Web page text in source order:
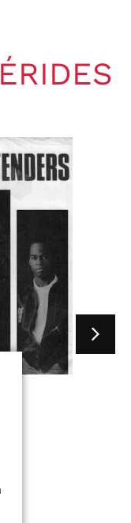
comentarios
Se publica
Soul». Es